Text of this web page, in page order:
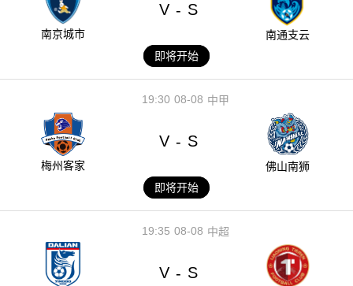
南京城市
V - S
南通支云
即将开始
08-08
19:30 中甲
梅州客家
V - S
佛山南狮
即将开始
08-08
19:35 中超
V - S